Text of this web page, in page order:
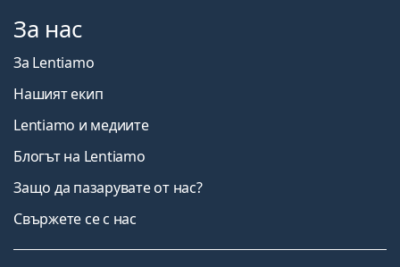
За нас
За Lentiamo
Нашият екип
Lentiamo и медиите
Блогът на Lentiamo
Защо да пазарувате от нас?
Свържете се с нас